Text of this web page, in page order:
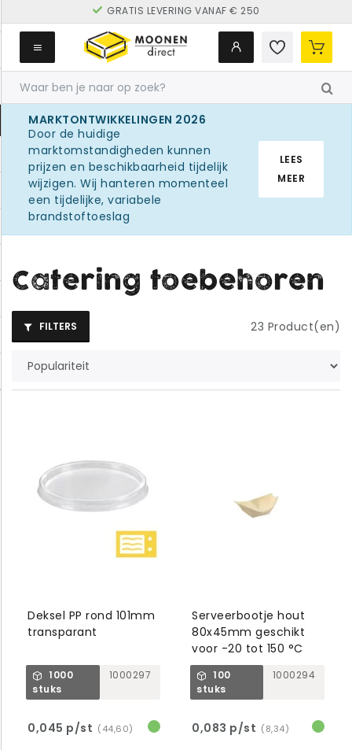
GRATIS LEVERING VANAF € 250
MARKTONTWIKKELINGEN 2026
Door de huidige
marktomstandigheden kunnen
prijzen en beschikbaarheid tijdelijk
wijzigen. Wij hanteren momenteel
een tijdelijke, variabele
brandstoftoeslag
LEES
MEER
Catering toebehoren
FILTERS 23 Product(en)
Deksel PP rond 101mm
transparant
1000
stuks
1000297
0,045 p/st (44,60)
Serveerbootje hout
80x45mm geschikt
voor -20 tot 150 °C
100
stuks
1000294
0,083 p/st (8,34)